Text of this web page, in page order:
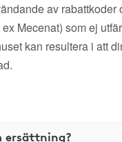
av rabattkoder
ex Mecenat) som ej
kan resultera i att
ersättning?